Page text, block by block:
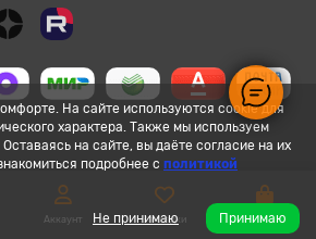
На сайте используются cookie для
характера. Также мы используем
на сайте, вы даёте согласие на их
подробнее с политикой
Не принимаю Принимаю
Аккаунт Закладки Корзина